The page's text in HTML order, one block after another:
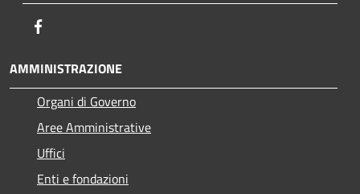
AMMINISTRAZIONE
Organi di Governo
Aree Amministrative
Uffici
Enti e fondazioni